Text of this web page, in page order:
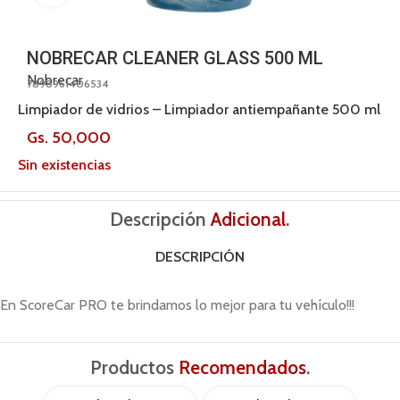
NOBRECAR CLEANER GLASS 500 ML
Nobrecar
7898961406534
Limpiador de vidrios – Limpiador antiempañante 500 ml
Gs. 50,000
Sin existencias
DescripciónAdicional.
DESCRIPCIÓN
En ScoreCar PRO te brindamos lo mejor para tu vehículo!!!
Productos Recomendados.